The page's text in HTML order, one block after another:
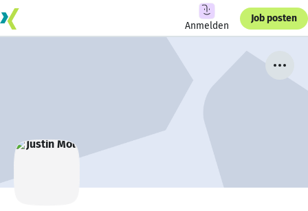
Anmelden
Job posten